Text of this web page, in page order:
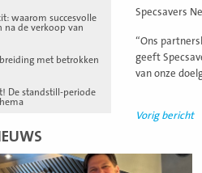
waarom succesvolle
na de verkoop van
met betrokken
De standstill-periode
Specsavers
“Ons
geeft
van onze
Vorig bericht